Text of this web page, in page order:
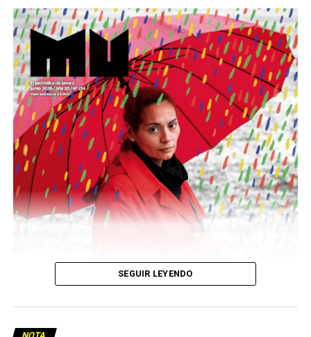
Este número 215 de MU ☝️viene con doble tapa, que
podría ser una frase:
Sin chamuyo, a remarla.
Descargar la Mu en PDF
SEGUIR LEYENDO